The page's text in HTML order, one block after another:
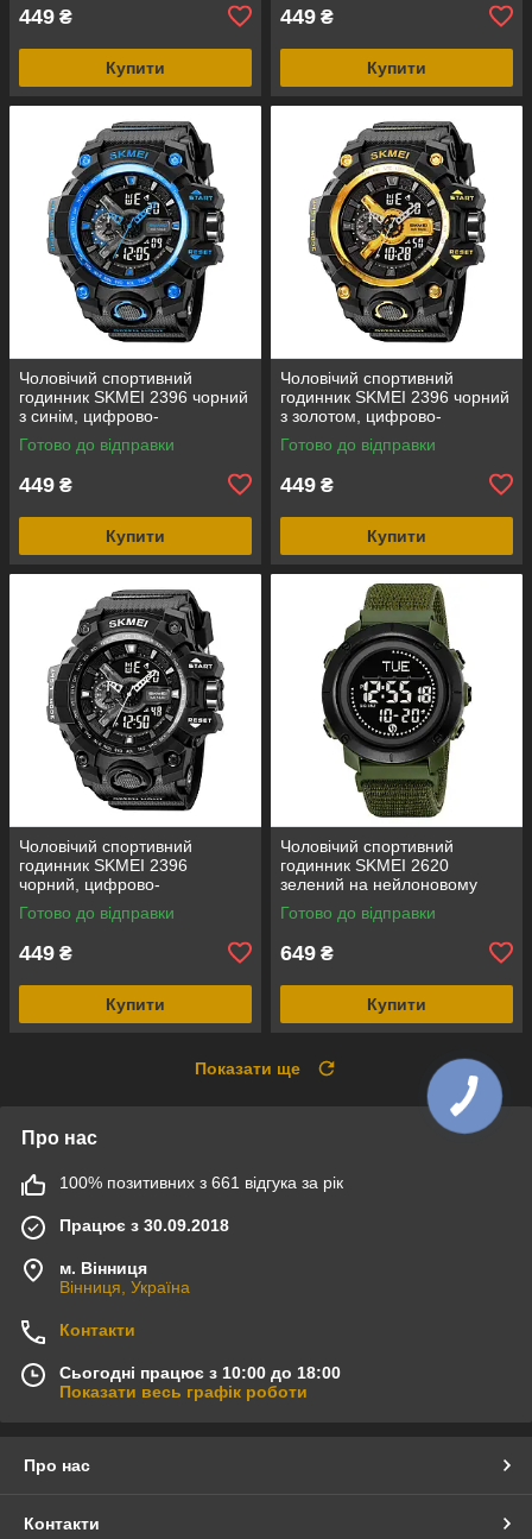
449 ₴
Купити
449 ₴
Купити
Чоловічий спортивний
годинник SKMEI 2396 чорний
з синім, цифрово-
аналоговий, водозахист 5
ATM
Готово до відправки
449 ₴
Купити
Чоловічий спортивний
годинник SKMEI 2396 чорний
з золотом, цифрово-
аналоговий, водозахист 5
ATM
Готово до відправки
449 ₴
Купити
Чоловічий спортивний
годинник SKMEI 2396
чорний, цифрово-
аналоговий, водозахист 5
ATM
Готово до відправки
449 ₴
Купити
Чоловічий спортивний
годинник SKMEI 2620
зелений на нейлоновому
ремінці з липучкою,
електронним компасом і
Готово до відправки
649 ₴
Купити
Показати ще
Про нас
100% позитивних з 661 відгука за рік
Працює з 30.09.2018
м. Вінниця
Вінниця, Україна
Контакти
Сьогодні працює з 10:00 до 18:00
Показати весь графік роботи
Про нас
Контакти